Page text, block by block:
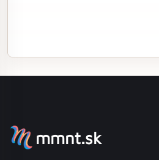
mmnt.sk